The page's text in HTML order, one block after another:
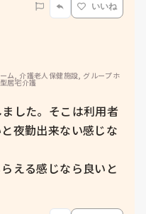
いいね
ム, 介護老人保健施設, グループホ
居宅介護
した。そこは利用者
夜勤出来ない感じな
える感じなら良いと